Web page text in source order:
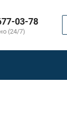
03-78
(24/7)